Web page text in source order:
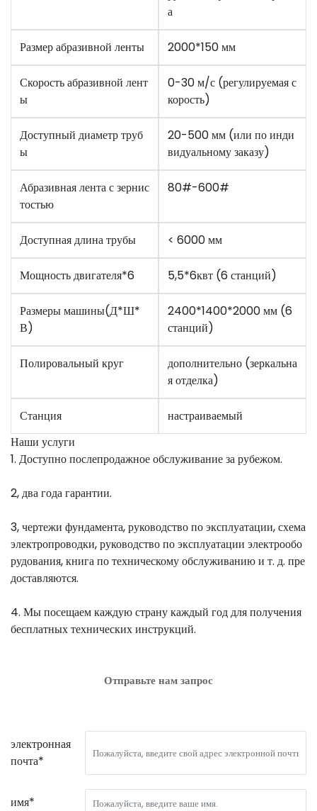
а
Размер абразивной ленты 2000*150 мм
Скорость абразивной лент
ы
0-30 м/с (регулируемая с
корость)
Доступный диаметр труб
ы
20-500 мм (или по инди
видуальному заказу)
Абразивная лента с зернис
тостью
80#-600#
Доступная длина трубы < 6000 мм
Мощность двигателя*6 5,5*6квт (6 станций)
Размеры машины(Д*Ш*
В)
2400*1400*2000 мм (6
станций)
Полировальный круг
дополнительно (зеркальна
я отделка)
Станция
настраиваемый
Наши услуги
1. Доступно послепродажное обслуживание за рубежом.
2, два года гарантии.
3, чертежи фундамента, руководство по эксплуатации, схема
электропроводки, руководство по эксплуатации электрообо
рудования, книга по техническому обслуживанию и т. д. пре
доставляются.
4. Мы посещаем каждую страну каждый год для получения
бесплатных технических инструкций.
Отправьте нам запрос
электронная
почта*
имя*